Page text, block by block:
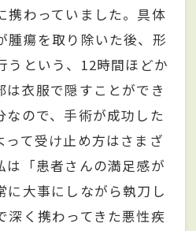
携わっていました。具体
腫瘍を取り除いた後、形
うという、12時間ほどか
は衣服で隠すことができ
なので、手術が成功した
って受け止め方はさまざ
は「患者さんの満足感が
に大事にしながら執刀し
深く携わってきた悪性疾